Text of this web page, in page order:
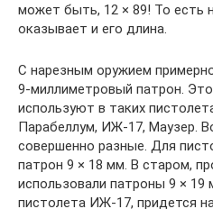
может быть, 12 × 89! То есть
оказывает и его длина.
С нарезным оружием
9-миллиметровый патрон.
используют в таких
Парабеллум, ИЖ-17, Маузер.
совершенно разные. Для
патрон 9 × 18 мм. В старом,
использовали патроны 9 ×
пистолета ИЖ-17, придется